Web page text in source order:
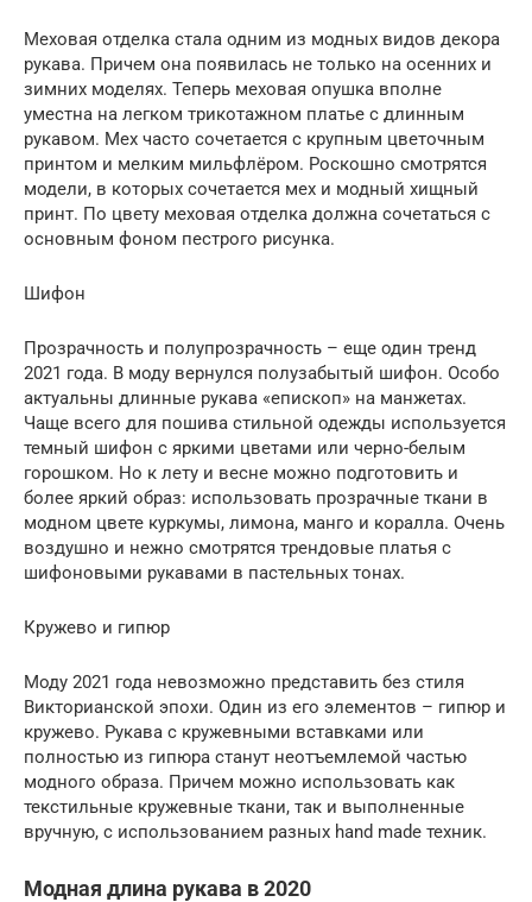
Меховая отделка стала одним из модных видов декора
рукава. Причем она появилась не только на осенних и
зимних моделях. Теперь меховая опушка вполне
уместна на легком трикотажном платье с длинным
рукавом. Мех часто сочетается с крупным цветочным
принтом и мелким мильфлёром. Роскошно смотрятся
модели, в которых сочетается мех и модный хищный
принт. По цвету меховая отделка должна сочетаться с
основным фоном пестрого рисунка.
Шифон
Прозрачность и полупрозрачность – еще один тренд
2021 года. В моду вернулся полузабытый шифон. Особо
актуальны длинные рукава «епископ» на манжетах.
Чаще всего для пошива стильной одежды используется
темный шифон с яркими цветами или черно-белым
горошком. Но к лету и весне можно подготовить и
более яркий образ: использовать прозрачные ткани в
модном цвете куркумы, лимона, манго и коралла. Очень
воздушно и нежно смотрятся трендовые платья с
шифоновыми рукавами в пастельных тонах.
Кружево и гипюр
Моду 2021 года невозможно представить без стиля
Викторианской эпохи. Один из его элементов – гипюр и
кружево. Рукава с кружевными вставками или
полностью из гипюра станут неотъемлемой частью
модного образа. Причем можно использовать как
текстильные кружевные ткани, так и выполненные
вручную, с использованием разных hand made техник.
Модная длина рукава в 2020